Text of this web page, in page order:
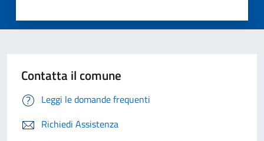
Contatta il comune
Leggi le domande frequenti
Richiedi Assistenza